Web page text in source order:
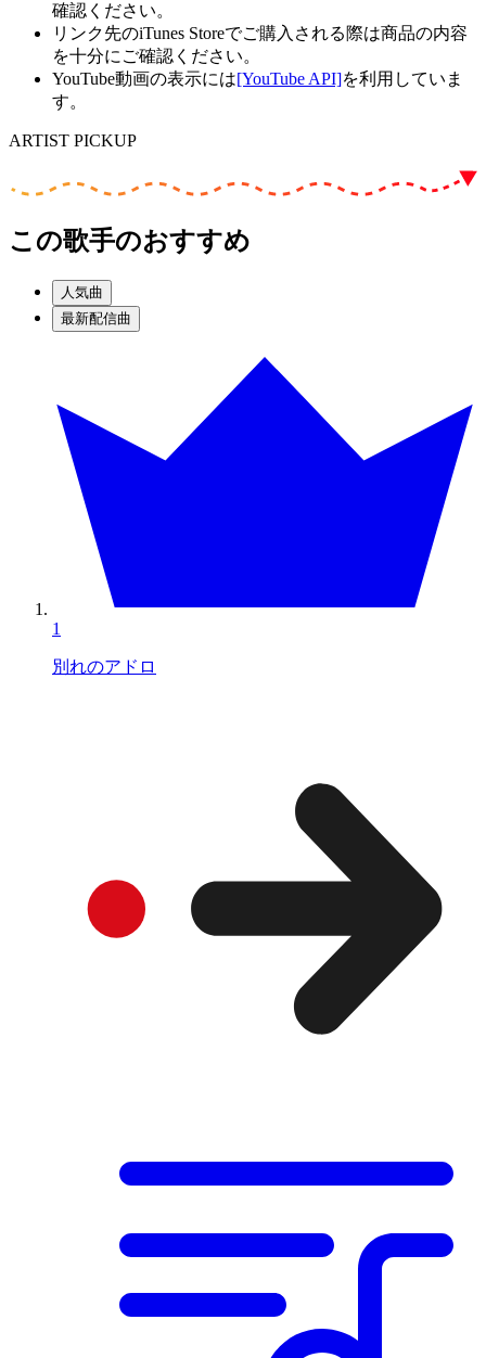
確認ください。
リンク先のiTunes Storeでご購入される際は商品の内容
を十分にご確認ください。
YouTube動画の表示には[YouTube API]を利用していま
す。
ARTIST PICKUP
この歌手のおすすめ
人気曲
最新配信曲
1
別れのアドロ